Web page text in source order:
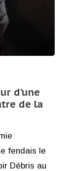
d’une
de la
fendais le
Débris au